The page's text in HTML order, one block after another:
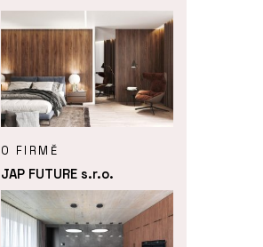
O FIRMĚ
JAP FUTURE s.r.o.